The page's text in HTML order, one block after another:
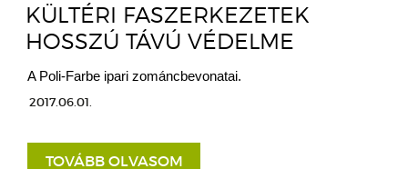
KÜLTÉRI FASZERKEZETEK
HOSSZÚ TÁVÚ VÉDELME
A Poli-Farbe ipari zománcbevonatai.
2017.06.01.
TOVÁBB OLVASOM